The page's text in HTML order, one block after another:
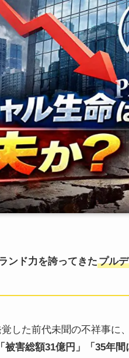
ンド力を誇ってきたプル
した前代未聞の不祥事に
被害総額31億円」「35年間